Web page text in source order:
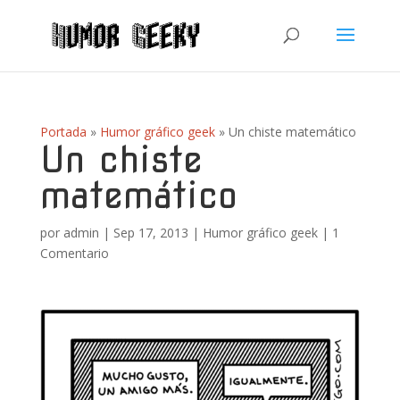
Portada » Humor gráfico geek» Un chiste matemático
Un chiste
matemático
por admin | Sep 17, 2013 | Humor gráfico geek| 1
Comentario